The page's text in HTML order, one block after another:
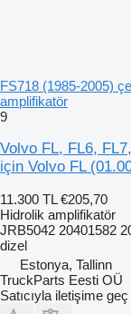
FS718 (1985-2005)
amplifikatör
9
Volvo FL, FL6,
için Volvo FL
11.300 TL €205,70
Hidrolik amplifikatör
JRB5042 20401582
dizel
Estonya, Tallinn
TruckParts Eesti OÜ
Satıcıyla iletişime geç